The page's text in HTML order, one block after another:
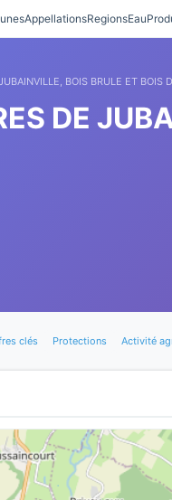
AppellationsRegionsEau
BOIS BRULE ET BOIS
DE
clés Protections Activité